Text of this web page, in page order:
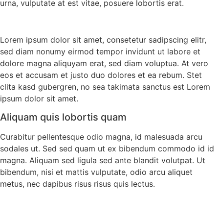
urna, vulputate at est vitae, posuere lobortis erat.
Lorem ipsum dolor sit amet, consetetur sadipscing elitr,
sed diam nonumy eirmod tempor invidunt ut labore et
dolore magna aliquyam erat, sed diam voluptua. At vero
eos et accusam et justo duo dolores et ea rebum. Stet
clita kasd gubergren, no sea takimata sanctus est Lorem
ipsum dolor sit amet.
Aliquam quis lobortis quam
Curabitur pellentesque odio magna, id malesuada arcu
sodales ut. Sed sed quam ut ex bibendum commodo id id
magna. Aliquam sed ligula sed ante blandit volutpat. Ut
bibendum, nisi et mattis vulputate, odio arcu aliquet
metus, nec dapibus risus risus quis lectus.